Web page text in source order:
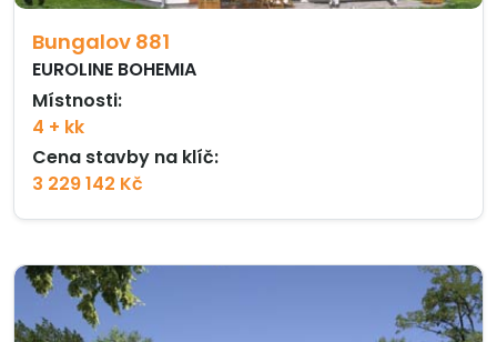
Bungalov 881
EUROLINE BOHEMIA
Místnosti:
4 + kk
Cena stavby na klíč:
3 229 142 Kč